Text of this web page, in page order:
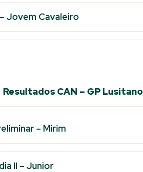
Jovem Cavaleiro
Resultados CAN – GP Lusitano
– Mirim
II – Junior